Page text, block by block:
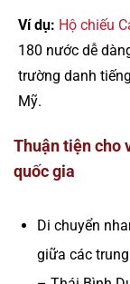
Ví dụ: Hộ chiếu
180 nước dễ
trường danh
Mỹ.
Thuận tiện cho
quốc gia
Di chuyển
giữa các